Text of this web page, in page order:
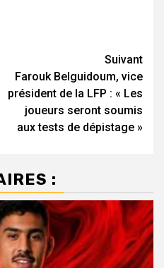
Suivant
Farouk Belguidoum, vice
président de la LFP : « Les
joueurs seront soumis
aux tests de dépistage »
: